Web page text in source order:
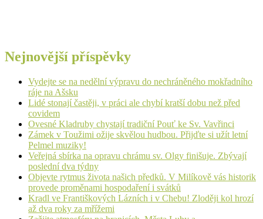
Nejnovější příspěvky
Vydejte se na nedělní výpravu do nechráněného mokřadního
ráje na Ašsku
Lidé stonají častěji, v práci ale chybí kratší dobu než před
covidem
Ovesné Kladruby chystají tradiční Pouť ke Sv. Vavřinci
Zámek v Toužimi ožije skvělou hudbou. Přijďte si užít letní
Pelmel muziky!
Veřejná sbírka na opravu chrámu sv. Olgy finišuje. Zbývají
poslední dva týdny
Objevte rytmus života našich předků. V Milíkově vás historik
provede proměnami hospodaření i svátků
Kradl ve Františkových Lázních i v Chebu! Zloději kol hrozí
až dva roky za mřížemi